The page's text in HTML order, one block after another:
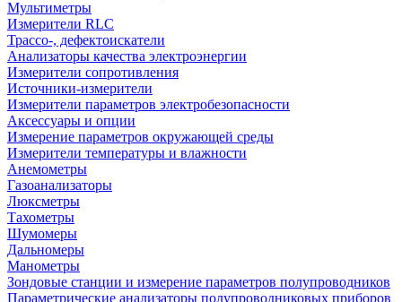
Мультиметры
Измерители RLC
Трассо-, дефектоискатели
Анализаторы качества электроэнергии
Измерители сопротивления
Источники-измерители
Измерители параметров электробезопасности
Аксессуары и опции
Измерение параметров окружающей среды
Измерители температуры и влажности
Анемометры
Газоанализаторы
Люксметры
Тахометры
Шумомеры
Дальномеры
Манометры
Зондовые станции и измерение параметров полупроводников
Параметрические анализаторы полупроводниковых приборов